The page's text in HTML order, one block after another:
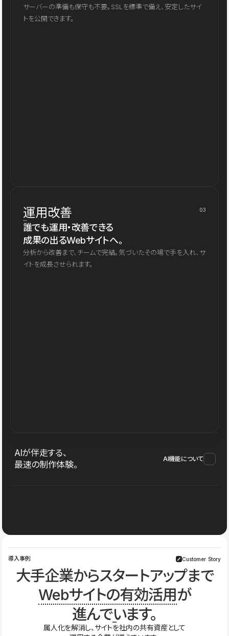
サーバーの準備も保守も不要。SSLを標準で備え、安定したサイ
トを公開できます。
運用改善 03
誰でも運用・改善できる
成果の出るWebサイトへ。
分析から改善まで、チームで完結。気づいたその場で手を入れ、サ
イトを成長させられます。
AIが伴走する、
最速の制作体験。
AI機能について
導入事例 Customer Story
大手企業からスタートアップまで
Webサイトの有効活用が
進んでいます。
属人化を解消し、サイトを社内の共有資産として